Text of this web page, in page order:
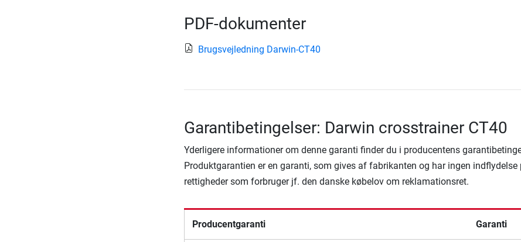
PDF-dokumenter
Brugsvejledning Darwin-CT40
Garantibetingelser: Darwin crosstrainer CT40
Yderligere informationer om denne garanti finder du i producentens
Produktgarantien er en garanti, som gives af fabrikanten og har ingen indflydelse
rettigheder som forbruger jf. den danske købelov om reklamationsret.
Producentgaranti Garanti